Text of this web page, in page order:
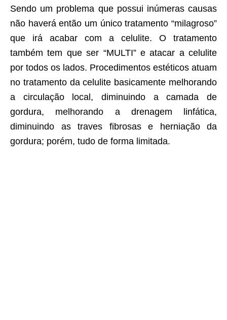
Sendo um problema que possui inúmeras causas
não haverá então um único tratamento “milagroso”
que irá acabar com a celulite. O tratamento
também tem que ser “MULTI” e atacar a celulite
por todos os lados. Procedimentos estéticos atuam
no tratamento da celulite basicamente melhorando
a circulação local, diminuindo a camada de
gordura, melhorando a drenagem linfática,
diminuindo as traves fibrosas e herniação da
gordura; porém, tudo de forma limitada.